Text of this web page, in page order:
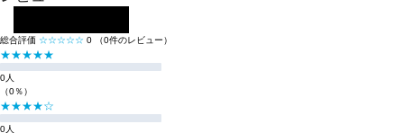
総合評価 ☆☆☆☆☆ 0 （0件のレビュー）
★★★★★
0人
（0％）
★★★★☆
0人